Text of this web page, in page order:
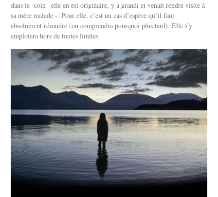
dans le coin –elle en est originaire, y a grandi et venait rendre visite à
sa mère malade -. Pour elle, c’est un cas d’espère qu’il faut
absolument résoudre (on comprendra pourquoi plus tard). Elle s’y
emploiera hors de toutes limites.